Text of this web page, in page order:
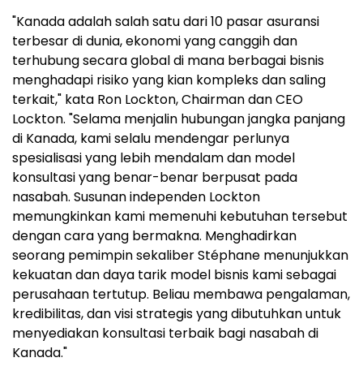
"Kanada adalah salah satu dari 10 pasar asuransi
terbesar di dunia, ekonomi yang canggih dan
terhubung secara global di mana berbagai bisnis
menghadapi risiko yang kian kompleks dan saling
terkait," kata Ron Lockton, Chairman dan CEO
Lockton. "Selama menjalin hubungan jangka panjang
di Kanada, kami selalu mendengar perlunya
spesialisasi yang lebih mendalam dan model
konsultasi yang benar-benar berpusat pada
nasabah. Susunan independen Lockton
memungkinkan kami memenuhi kebutuhan tersebut
dengan cara yang bermakna. Menghadirkan
seorang pemimpin sekaliber Stéphane menunjukkan
kekuatan dan daya tarik model bisnis kami sebagai
perusahaan tertutup. Beliau membawa pengalaman,
kredibilitas, dan visi strategis yang dibutuhkan untuk
menyediakan konsultasi terbaik bagi nasabah di
Kanada."